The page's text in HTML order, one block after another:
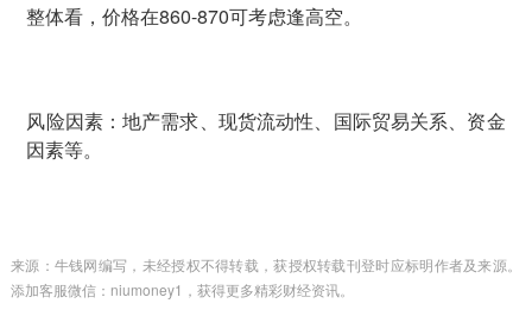
整体看，价格在860-870可考虑逢高空。
风险因素：地产需求、现货流动性、国际贸易关系、资金
因素等。
来源：牛钱网编写，未经授权不得转载，获授权转载刊登时应标明作者及来源。
添加客服微信：niumoney1，获得更多精彩财经资讯。